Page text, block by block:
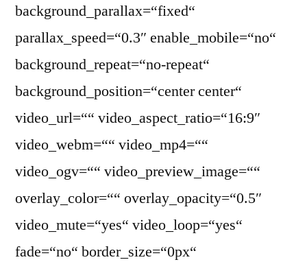
background_parallax=“fixed“
parallax_speed=“0.3″ enable_mobile=“no“
background_repeat=“no-repeat“
background_position=“center center“
video_url=““ video_aspect_ratio=“16:9″
video_webm=““ video_mp4=““
video_ogv=““ video_preview_image=““
overlay_color=““ overlay_opacity=“0.5″
video_mute=“yes“ video_loop=“yes“
fade=“no“ border_size=“0px“